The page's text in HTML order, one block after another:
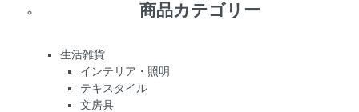
商品カテゴリー
生活雑貨
インテリア・照明
テキスタイル
文房具